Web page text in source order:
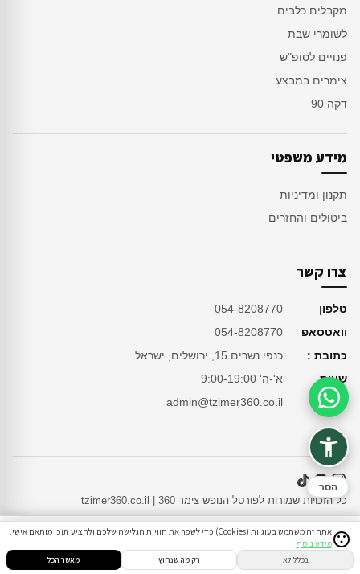
הזמנות הודעות התחבר
מקבלים כלבים
לשומרי שבת
פנויים לסופ"ש
צימרים במבצע
דקה 90
מידע משפטי
תקנון ומדיניות
ביטולים והחזרים
צרו קשר
טלפון
054-8208770
וואטסאפ
054-8208770
כתובת :
כנפי נשרים 15, ירושלים, ישראל
שעות
א'-ה' 9:00-19:00
מייל
admin@tzimer360.co.il
כל הזכויות שמורות לפורטל הנופש צימר 360 | tzimer360.co.il
אתר זה משתמש בעוגיות (Cookies) כדי לשפר את חוויית הגלישה שלכם ולהציע תוכן מותאם אישי.
מידע נוסף
בכלל לא רק מה שנחוץ מאשר הכל
סיוע בהזמנה
הסר